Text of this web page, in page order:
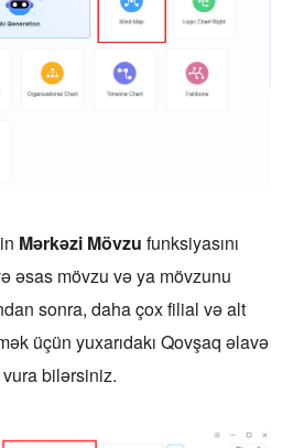
Mərkəzi Mövzu funksiyasını
əsas mövzu və ya mövzunu
sonra, daha çox filial və alt
üçün yuxarıdakı Qovşaq əlavə
vura bilərsiniz.